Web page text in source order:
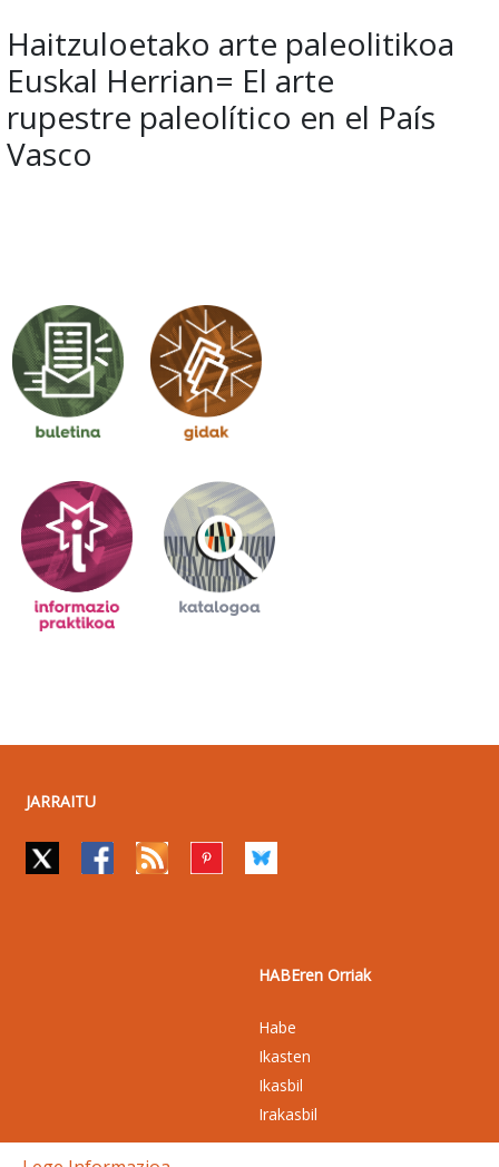
Haitzuloetako arte paleolitikoa
Euskal Herrian= El arte
rupestre paleolítico en el País
Vasco
JARRAITU
HABEren Orriak
Habe
Ikasten
Ikasbil
Irakasbil